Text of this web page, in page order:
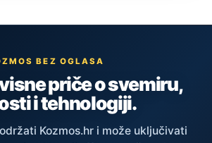
BEZ OGLASA
priče o svemiru,
i tehnologiji.
Kozmos.hr i može uključivati